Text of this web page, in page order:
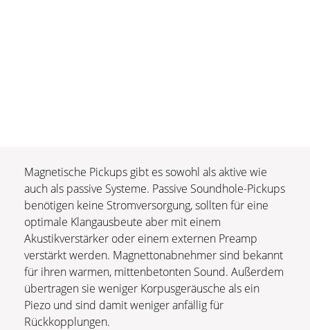
Magnetische Pickups gibt es sowohl als aktive wie
auch als passive Systeme. Passive Soundhole-Pickups
benötigen keine Stromversorgung, sollten für eine
optimale Klangausbeute aber mit einem
Akustikverstärker oder einem externen Preamp
verstärkt werden. Magnettonabnehmer sind bekannt
für ihren warmen, mittenbetonten Sound. Außerdem
übertragen sie weniger Korpusgeräusche als ein
Piezo und sind damit weniger anfällig für
Rückkopplungen.